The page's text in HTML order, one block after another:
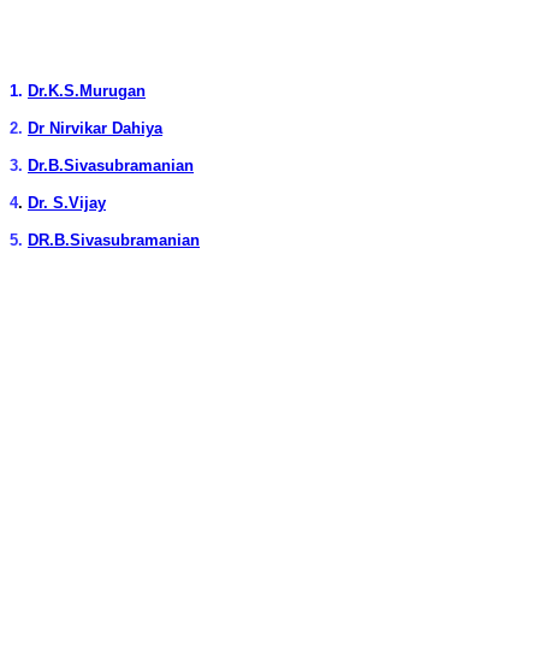
1. Dr.K.S.Murugan
2. Dr Nirvikar Dahiya
3. Dr.B.Sivasubramanian
4. Dr. S.Vijay
5. DR.B.Sivasubramanian